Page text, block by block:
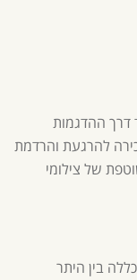
ההדגמות
להרגעת והרדמת
שלצילומי
בין היתר